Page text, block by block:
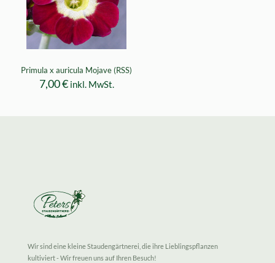
Primula x auricula Mojave (RSS)
7,00€ inkl. MwSt.
Wir sind eine kleine Staudengärtnerei, die ihre Lieblingspflanzen
kultiviert - Wir freuen uns auf Ihren Besuch!